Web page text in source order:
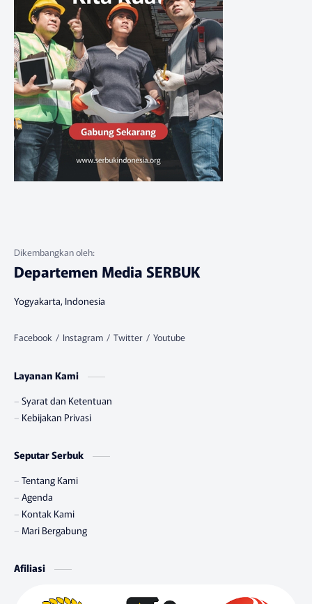
Departemen Media SERBUK
Yogyakarta, Indonesia
Layanan Kami
Syarat dan Ketentuan
Kebijakan Privasi
Seputar Serbuk
Tentang Kami
Agenda
Kontak Kami
Mari Bergabung
Afiliasi